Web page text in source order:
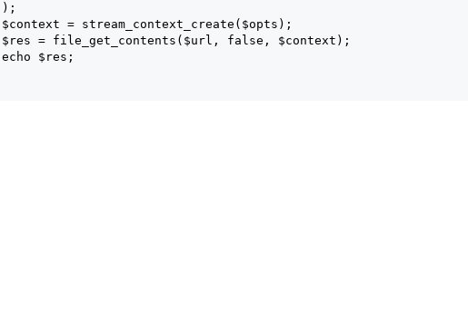
	);
	$context = stream_context_create($opts);
	$res = file_get_contents($url, false, $context);
	echo $res;